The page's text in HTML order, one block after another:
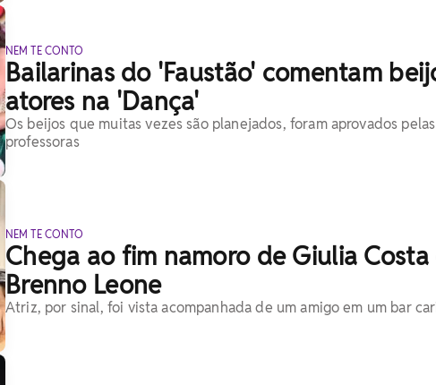
NEM TE CONTO
Bailarinas do 'Faustão' comentam
atores na 'Dança'
Os beijos que muitas vezes são planejados, foram aprovados pelas
professoras
NEM TE CONTO
Chega ao fim namoro de Giulia Costa
Brenno Leone
Atriz, por sinal, foi vista acompanhada de um amigo em um bar